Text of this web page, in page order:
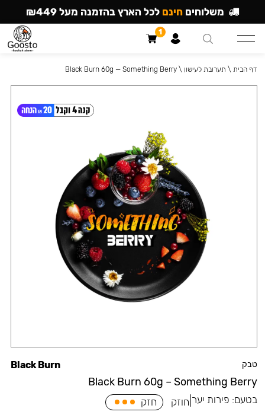
טבק
Black Burn 60g – Something Berry
Black Burn
בטעם: פירות יער חוזק חזק
דף הבית \ תערובת לעישון \
Black Burn 60g — Something Berry
משלוחים חינם לכל הארץ בהזמנה מעל ₪449
1